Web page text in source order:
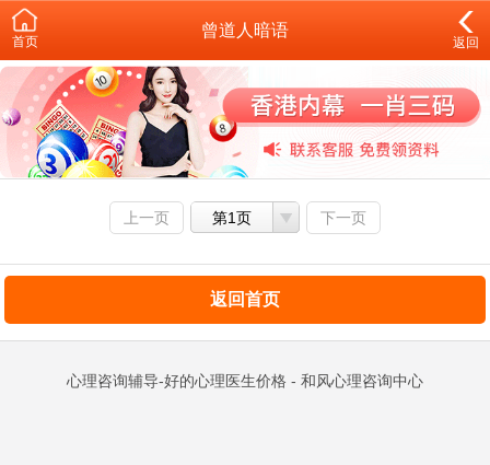
首页
曾道人暗语
返回
上一页 第1页 下一页
返回首页
心理咨询辅导-好的心理医生价格 - 和风心理咨询中心